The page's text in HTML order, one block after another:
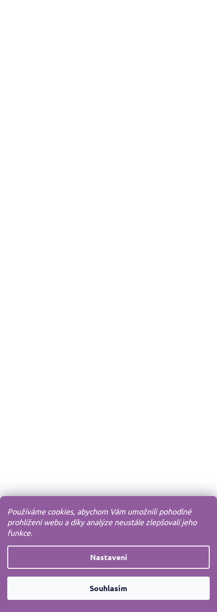
Používáme cookies, abychom Vám umožnili pohodlné
prohlížení webu a díky analýze neustále zlepšovali jeho
funkce.
Nastavení
Souhlasím